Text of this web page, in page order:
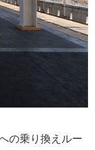
の乗り換えルー